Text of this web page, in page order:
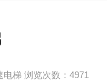
梯 浏览次数：4971